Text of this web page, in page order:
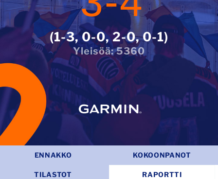
1-3, 0-0, 2-0, 0-1
5360
ENNAKKO KOKOONPANOT
TILASTOT RAPORTTI